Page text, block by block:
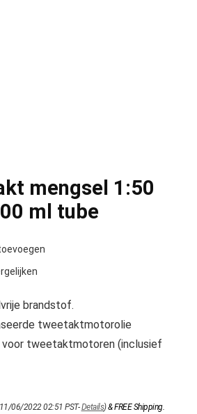
mengsel 1:50
ml tube
brandstof.
tweetaktmotorolie
voor tweetaktmotoren (inclusief
06/2022 02:51 PST-Details)&FREE Shipping.